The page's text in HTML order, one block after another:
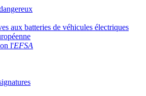
aux batteries de véhicules électriques
l'EFSA